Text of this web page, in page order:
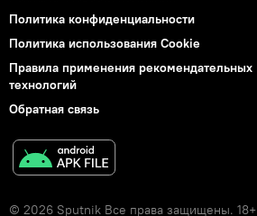
Политика конфиденциальности
Политика использования Cookie
Правила применения рекомендательных
технологий
Обратная связь
© 2026 Sputnik Все права защищены. 18+